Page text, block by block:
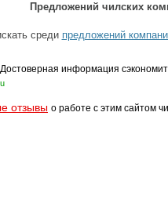
Предложений чилских
среди предложений
Достоверная информация
отзывы о работе с этим сайтом